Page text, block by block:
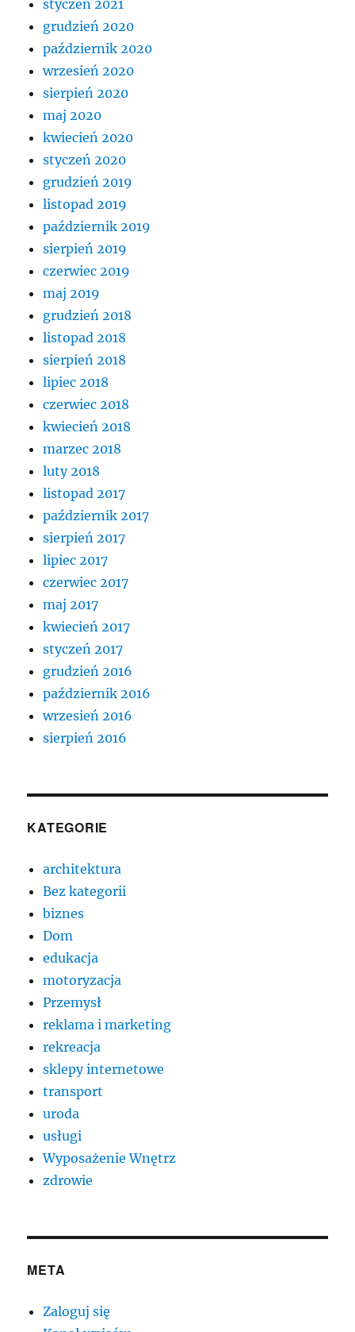
styczeń 2021
grudzień 2020
październik 2020
wrzesień 2020
sierpień 2020
maj 2020
kwiecień 2020
styczeń 2020
grudzień 2019
listopad 2019
październik 2019
sierpień 2019
czerwiec 2019
maj 2019
grudzień 2018
listopad 2018
sierpień 2018
lipiec 2018
czerwiec 2018
kwiecień 2018
marzec 2018
luty 2018
listopad 2017
październik 2017
sierpień 2017
lipiec 2017
czerwiec 2017
maj 2017
kwiecień 2017
styczeń 2017
grudzień 2016
październik 2016
wrzesień 2016
sierpień 2016
KATEGORIE
architektura
Bez kategorii
biznes
Dom
edukacja
motoryzacja
Przemysł
reklama i marketing
rekreacja
sklepy internetowe
transport
uroda
usługi
Wyposażenie Wnętrz
zdrowie
META
Zaloguj się